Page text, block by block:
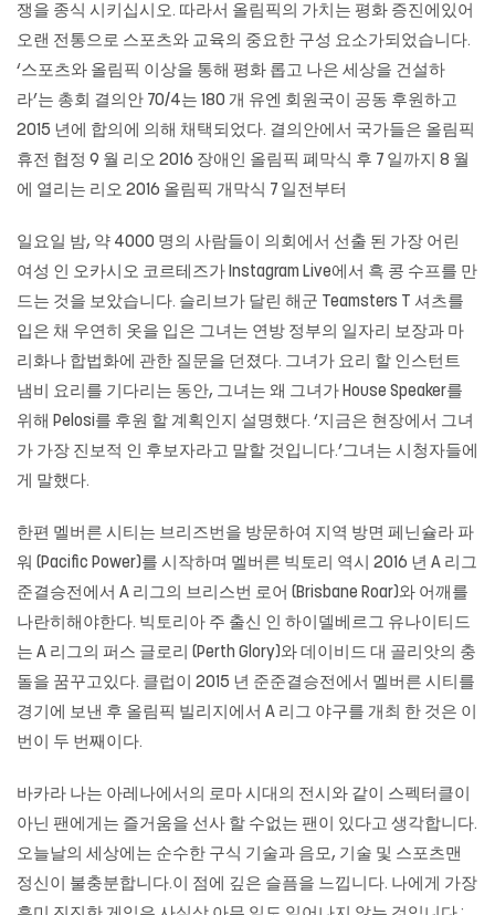
쟁을 종식 시키십시오. 따라서 올림픽의 가치는 평화 증진에있어
오랜 전통으로 스포츠와 교육의 중요한 구성 요소가되었습니다.
‘스포츠와 올림픽 이상을 통해 평화 롭고 나은 세상을 건설하
라’는 총회 결의안 70/4는 180 개 유엔 회원국이 공동 후원하고
2015 년에 합의에 의해 채택되었다. 결의안에서 국가들은 올림픽
휴전 협정 9 월 리오 2016 장애인 올림픽 폐막식 후 7 일까지 8 월
에 열리는 리오 2016 올림픽 개막식 7 일전부터
일요일 밤, 약 4000 명의 사람들이 의회에서 선출 된 가장 어린
여성 인 오카시오 코르테즈가 Instagram Live에서 흑 콩 수프를 만
드는 것을 보았습니다. 슬리브가 달린 해군 Teamsters T 셔츠를
입은 채 우연히 옷을 입은 그녀는 연방 정부의 일자리 보장과 마
리화나 합법화에 관한 질문을 던졌다. 그녀가 요리 할 인스턴트
냄비 요리를 기다리는 동안, 그녀는 왜 그녀가 House Speaker를
위해 Pelosi를 후원 할 계획인지 설명했다. ‘지금은 현장에서 그녀
가 가장 진보적 인 후보자라고 말할 것입니다.’그녀는 시청자들에
게 말했다.
한편 멜버른 시티는 브리즈번을 방문하여 지역 방면 페닌슐라 파
워 (Pacific Power)를 시작하며 멜버른 빅토리 역시 2016 년 A 리그
준결승전에서 A 리그의 브리스번 로어 (Brisbane Roar)와 어깨를
나란히해야한다. 빅토리아 주 출신 인 하이델베르그 유나이티드
는 A 리그의 퍼스 글로리 (Perth Glory)와 데이비드 대 골리앗의 충
돌을 꿈꾸고있다. 클럽이 2015 년 준준결승전에서 멜버른 시티를
경기에 보낸 후 올림픽 빌리지에서 A 리그 야구를 개최 한 것은 이
번이 두 번째이다.
바카라 나는 아레나에서의 로마 시대의 전시와 같이 스펙터클이
아닌 팬에게는 즐거움을 선사 할 수없는 팬이 있다고 생각합니다.
오늘날의 세상에는 순수한 구식 기술과 음모, 기술 및 스포츠맨
정신이 불충분합니다.이 점에 깊은 슬픔을 느낍니다. 나에게 가장